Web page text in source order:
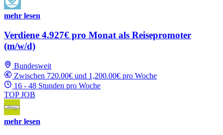
mehr lesen
Verdiene 4.927€ pro Monat als Reisepromoter
(m/w/d)
Bundesweit
Zwischen 720.00€ und 1,200.00€ pro Woche
16 - 48 Stunden pro Woche
TOP JOB
mehr lesen